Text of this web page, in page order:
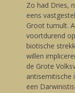
Zo had Dries,
eens
Groot tumult.
voortdurend
biotische
willen
de Grote
antisemitische
een